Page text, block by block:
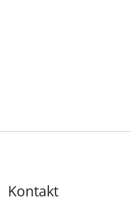
Z
Kontakt